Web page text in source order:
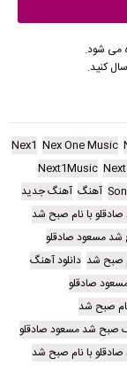
می شود.
کنید.
Nex One Music
Nex1
Next1Music
آهنگ آهنگ جدید
با نام صبح شد
مسعود صادقلو
صبح شد دانلود آهنگ
صادقلو
صبح شد
صبح شد مسعود صادقلو
با نام صبح شد